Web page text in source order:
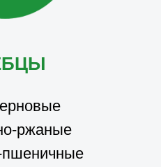
ржаные
пшеничные